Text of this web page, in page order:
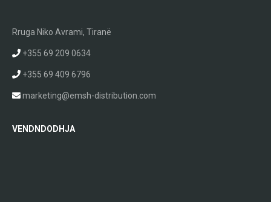
Rruga Niko Avrami, Tiranë
+355 69 209 0634
+355 69 409 6796
marketing@emsh-distribution.com
VENDNDODHJA